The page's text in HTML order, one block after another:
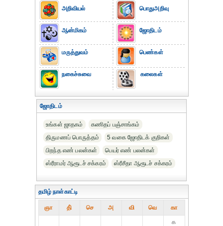
அறிவியல்
ஆன்மிகம்
மருத்துவம்
நகைச்சுவை
பொதுஅறிவு
ஜோதிடம்
பெண்கள்
கலைகள்
ஜோதிடம்
உங்கள் ஜாதகம்
கணிதப் பஞ்சாங்கம்
திருமணப் பொருத்தம்
5 வகை ஜோதிடக் குறிகள்
பிறந்த எண் பலன்கள்
பெயர் எண் பலன்கள்
ஸ்ரீராமர் ஆரூடச் சக்கரம்
ஸ்ரீசீதா ஆரூடச் சக்கரம்
தமிழ் நாள்காட்டி
ஞா தி் செ அ வி வெ கா
௧